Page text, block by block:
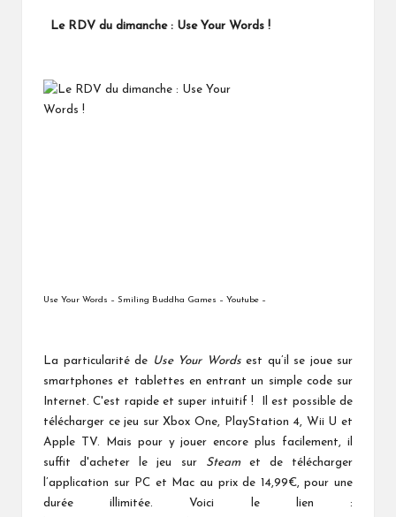
Le RDV du dimanche : Use Your Words !
Use Your Words – Smiling Buddha Games – Youtube –
La particularité de Use Your Wordsest qu’il se joue sur
smartphones et tablettes en entrant un simple code sur
Internet. C'est rapide et super intuitif ! Il est possible de
télécharger ce jeu sur Xbox One, PlayStation 4, Wii U et
Apple TV. Mais pour y jouer encore plus facilement, il
suffit d'acheter le jeu sur
Steam et de télécharger
l’application sur PC et Mac au prix de 14,99€, pour une
durée illimitée. Voici le lien :